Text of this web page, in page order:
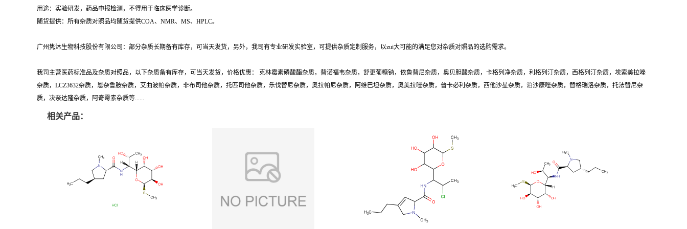
用途：实验研发，药品申报检测，不得用于临床医学诊断。
随货提供：所有杂质对照品均随货提供COA、NMR、MS、HPLC。
广州隽沐生物科技股份有限公司：部分杂质长期备有库存，可当天发货，另外，我司有专业研发实验室，可提供杂质定制服务，以zui大可能的满足您对杂质对照品的选购需求。
我司主营医药标准品及杂质对照品，以下杂质备有库存，可当天发货，价格优惠： 克林霉素磷酸酯杂质，替诺福韦杂质，舒更葡糖钠，依鲁替尼杂质，奥贝胆酸杂质，卡格列净杂质，利格列汀杂质，西格列汀杂质，埃索美拉唑
杂质，LCZ3632杂质，恩杂鲁胺杂质，艾曲波帕杂质，非布司他杂质，托匹司他杂质，乐伐替尼杂质，奥拉帕尼杂质，阿维巴坦杂质，奥美拉唑杂质，普卡必利杂质，西他沙星杂质，泊沙康唑杂质，替格瑞洛杂质，托法替尼杂
质，决奈达隆杂质，阿奇霉素杂质等......
相关产品：